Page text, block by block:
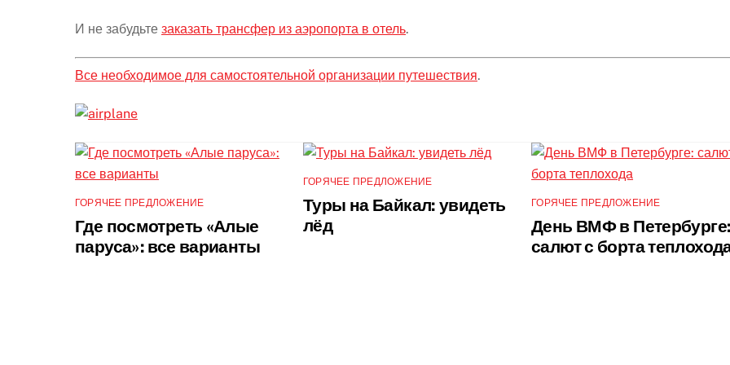
И не забудьте заказать трансфер из аэропорта в отель.
Все необходимое для самостоятельной организации путешествия.
ГОРЯЧЕЕ ПРЕДЛОЖЕНИЕ
Где посмотреть «Алые
паруса»: все варианты
ГОРЯЧЕЕ ПРЕДЛОЖЕНИЕ
Туры на Байкал: увидеть
лёд
ГОРЯЧЕЕ ПРЕДЛОЖЕНИЕ
День ВМФ в
салют с борта